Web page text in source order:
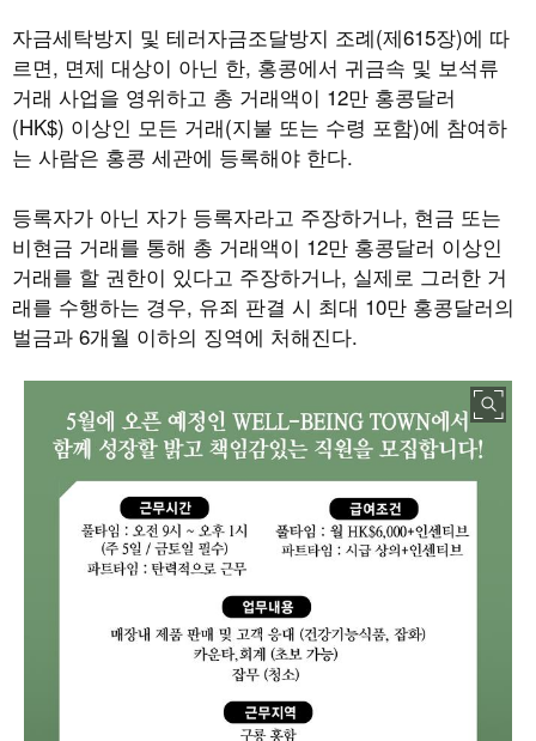
자금세탁방지 및 테러자금조달방지 조례(제615장)에 따
르면, 면제 대상이 아닌 한, 홍콩에서 귀금속 및 보석류
거래 사업을 영위하고 총 거래액이 12만 홍콩달러
(HK$) 이상인 모든 거래(지불 또는 수령 포함)에 참여하
는 사람은 홍콩 세관에 등록해야 한다.
등록자가 아닌 자가 등록자라고 주장하거나, 현금 또는
비현금 거래를 통해 총 거래액이 12만 홍콩달러 이상인
거래를 할 권한이 있다고 주장하거나, 실제로 그러한 거
래를 수행하는 경우, 유죄 판결 시 최대 10만 홍콩달러의
벌금과 6개월 이하의 징역에 처해진다.